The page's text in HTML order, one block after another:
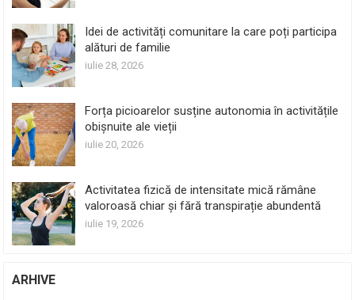
Idei de activități comunitare la care poți participa
alături de familie
iulie 28, 2026
Forța picioarelor susține autonomia în activitățile
obișnuite ale vieții
iulie 20, 2026
Activitatea fizică de intensitate mică rămâne
valoroasă chiar și fără transpirație abundentă
iulie 19, 2026
ARHIVE